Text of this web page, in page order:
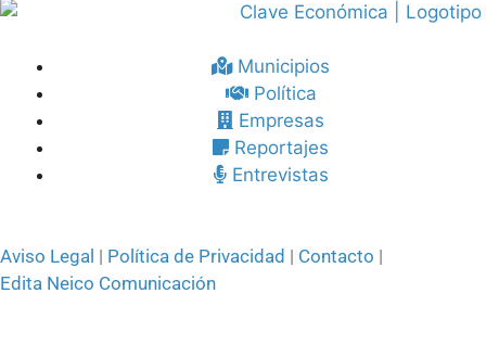
Municipios
Política
Empresas
Reportajes
Entrevistas
Aviso Legal | Política de Privacidad | Contacto |
Edita Neico Comunicación